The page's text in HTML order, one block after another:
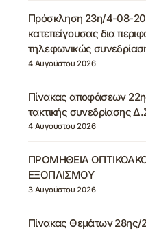
Πρόσκληση 23η/4-08-
κατεπείγουσας δια
τηλεφωνικώς
4 Αυγούστου 2026
Πίνακας αποφάσεων
τακτικής συνεδρίασης
4 Αυγούστου 2026
ΠΡΟΜΗΘΕΙΑ
ΕΞΟΠΛΙΣΜΟΥ
3 Αυγούστου 2026
Πίνακας Θεμάτων